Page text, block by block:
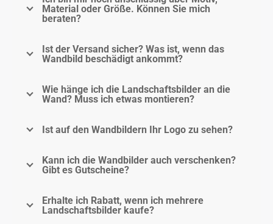
Material oder Größe. Können Sie mich
beraten?
Ist der Versand sicher? Was ist, wenn das
Wandbild beschädigt ankommt?
Wie hänge ich die Landschaftsbilder an die
Wand? Muss ich etwas montieren?
Ist auf den Wandbildern Ihr Logo zu sehen?
Kann ich die Wandbilder auch verschenken?
Gibt es Gutscheine?
Erhalte ich Rabatt, wenn ich mehrere
Landschaftsbilder kaufe?